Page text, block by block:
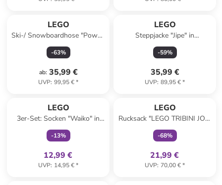
LEGO
Ski-/ Snowboardhose "Powai"
in Lila
-63%
ab: 35,99 €
UVP: 99,95 €*
LEGO
Steppjacke "Jipe" in
Dunkelblau/ Blau/ Grün
-59%
35,99 €
UVP: 89,95 €*
LEGO
3er-Set: Socken "Waiko" in
Blau/ Grau/ Grün
-13%
12,99 €
UVP: 14,95 €*
LEGO
Rucksack "LEGO TRIBINI JOY"
in Türkis - (B)29 x (H)49 x
(T)12 cm
-68%
21,99 €
UVP: 70,00 €*